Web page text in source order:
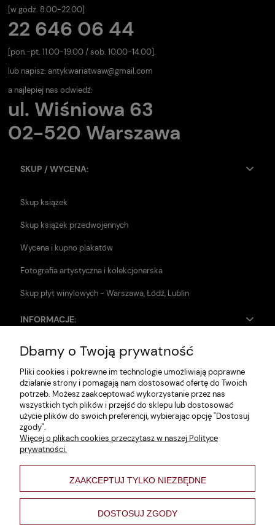
[w godz. 8.00-22.00]
22 646 06 44
[pon.-pt. 11.00-19.00 / sob. 10.00-14.00].
lub napisz: antykwariatwaw@gmail.com
a najlepiej nas odwiedź:
ul. Wiśniowa 63
02-520 Warszawa
SKUP / WYCENA:
Skup książek
Skup książek przedwojennych
Wycena i kupno plakatów
Fotografia artystyczna i kolekcjonerska
Skup płyt winylowych - Warszawa, Łódź, Lublin
INFORMACJE:
Zwroty i reklamacje
Dane firmy
Jak szukać?
Polityka prywatności
Regulamin
Poltyka cookies
varsaviana
Dbamy o Twoją prywatność
Pliki cookies i pokrewne im technologie umożliwiają poprawne
działanie strony i pomagają nam dostosować ofertę do Twoich
potrzeb. Możesz zaakceptować wykorzystanie przez nas
wszystkich tych plików i przejść do sklepu lub dostosować
użycie plików do swoich preferencji, wybierając opcję "Dostosuj
zgody".
Więcej o plikach cookies przeczytasz w naszej Polityce
prywatności.
ZAAKCEPTUJ TYLKO NIEZBĘDNE
DOSTOSUJ ZGODY